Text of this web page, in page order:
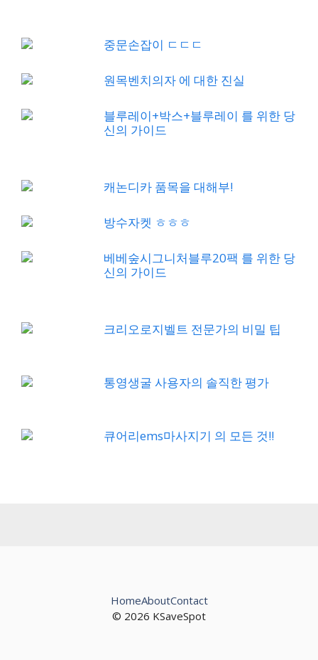
중문손잡이 ㄷㄷㄷ
원목벤치의자 에 대한 진실
블루레이+박스+블루레이 를 위한 당
신의 가이드
캐논디카 품목을 대해부!
방수자켓 ㅎㅎㅎ
베베숲시그니처블루20팩 를 위한 당
신의 가이드
크리오로지벨트 전문가의 비밀 팁
통영생굴 사용자의 솔직한 평가
큐어리ems마사지기 의 모든 것!!
© 2026 KSaveSpot
HomeAboutContact